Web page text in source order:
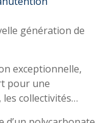
génération de
exceptionnelle,
pour une
collectivités